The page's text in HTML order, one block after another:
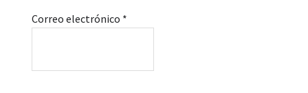
Correo electrónico *